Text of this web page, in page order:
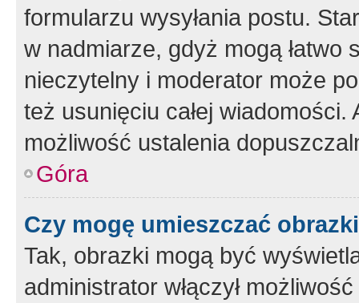
formularzu wysyłania postu.
w nadmiarze, gdyż mogą
nieczytelny i moderator może
też usunięciu całej
możliwość ustalenia
Góra
Czy mogę umieszczać
Tak, obrazki mogą być
administrator włączył